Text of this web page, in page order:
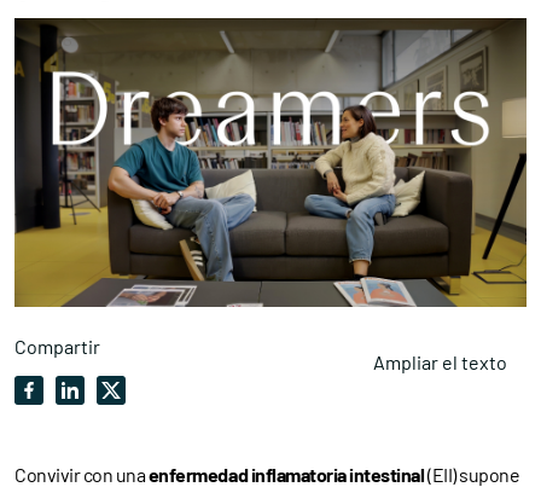
Compartir
Ampliar el texto
Convivir con unaenfermedad inflamatoria intestinal(EII) supone